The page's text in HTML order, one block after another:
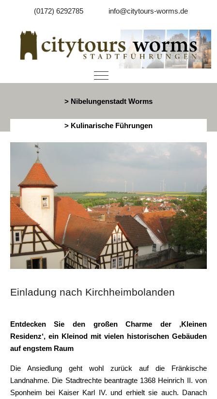
(0172) 6292785 info@citytours-worms.de
Mobile Menu Toggle
> Nibelungenstadt Worms
> Kulinarische Führungen
Einladung nach Kirchheimbolanden
Entdecken Sie den großen Charme der ‚Kleinen
Residenz‘, ein Kleinod mit vielen historischen Gebäuden
auf engstem Raum
Die Ansiedlung geht wohl zurück auf die Fränkische
Landnahme. Die Stadtrechte beantragte 1368 Heinrich II. von
Sponheim bei Kaiser Karl IV. und erhielt sie auch. Danach